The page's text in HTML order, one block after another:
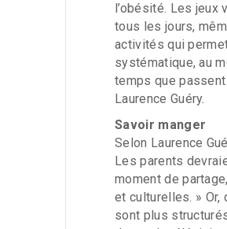
l’obésité. Les jeux
tous les jours,
activités qui
systématique, au
temps que
Laurence Guéry.
Savoir manger
Selon Laurence
Les parents
moment de
et culturelles. »
sont plus